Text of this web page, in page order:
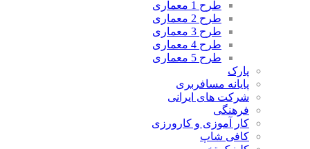
طرح 1 معماری
طرح 2 معماری
طرح 3 معماری
طرح 4 معماری
طرح 5 معماری
پارک
پایانه مسافربری
شرکت های ایرانی
فرهنگی
کار آموزی و کارورزی
کافی شاپ